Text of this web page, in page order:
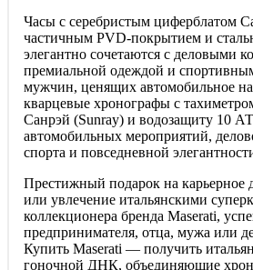
Часы с серебристым циферблатом
частичным PVD-покрытием и
элегантно сочетаются с деловыми
премиальной одеждой и
мужчин, ценящих автомобильное
кварцевые хронографы с
Санрэй (Sunray) и водозащиту 10
автомобильных мероприятий,
спорта и повседневной
Престижный подарок на карьерное
или увлечение итальянскими
коллекционера бренда Maserati,
предпринимателя, отца, мужа или
Купить Maserati — получить
гоночной ДНК, объединяющие